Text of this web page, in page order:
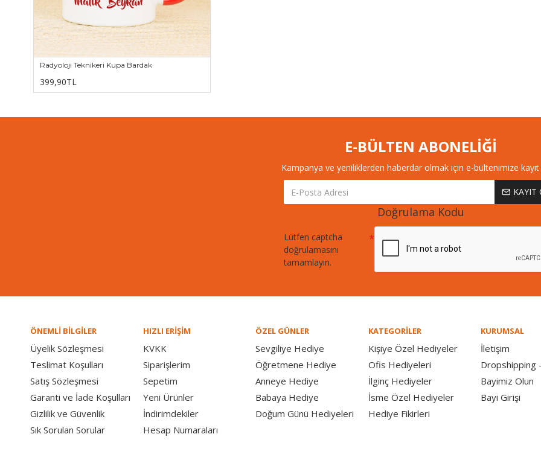
Radyoloji Teknikeri Kupa Bardak
399,90TL
E-BÜLTEN ABONELİĞİ
Kampanya ve yeniliklerden haberdar olmak için e-bültenimize kayıt
KAYIT
Doğrulama Kodu
Lütfen captcha
doğrulamasını
tamamlayın.
ÖNEMLİ BİLGİLER
Üyelik Sözleşmesi
Teslimat Koşulları
Satış Sözleşmesi
Garanti ve İade Koşulları
Gizlilik ve Güvenlik
Sık Sorulan Sorular
HIZLI ERİŞİM
KVKK
Siparişlerim
Sepetim
Yeni Ürünler
İndirimdekiler
Hesap Numaraları
ÖZEL GÜNLER
Sevgiliye Hediye
Öğretmene Hediye
Anneye Hediye
Babaya Hediye
Doğum Günü Hediyeleri
KATEGORİLER
Kişiye Özel Hediyeler
Ofis Hediyeleri
İlginç Hediyeler
İsme Özel Hediyeler
Hediye Fikirleri
KURUMSAL
İletişim
Dropshipping
Bayimiz Olun
Bayi Girişi